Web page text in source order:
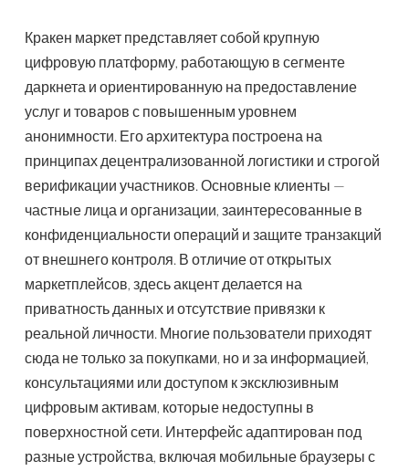
Кракен маркет представляет собой крупную
цифровую платформу, работающую в сегменте
даркнета и ориентированную на предоставление
услуг и товаров с повышенным уровнем
анонимности. Его архитектура построена на
принципах децентрализованной логистики и строгой
верификации участников. Основные клиенты —
частные лица и организации, заинтересованные в
конфиденциальности операций и защите транзакций
от внешнего контроля. В отличие от открытых
маркетплейсов, здесь акцент делается на
приватность данных и отсутствие привязки к
реальной личности. Многие пользователи приходят
сюда не только за покупками, но и за информацией,
консультациями или доступом к эксклюзивным
цифровым активам, которые недоступны в
поверхностной сети. Интерфейс адаптирован под
разные устройства, включая мобильные браузеры с